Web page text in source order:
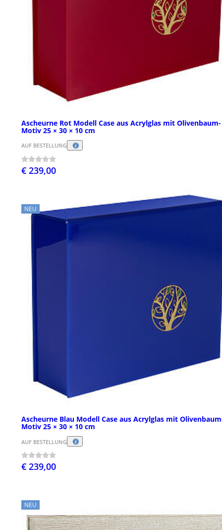
Ascheurne Rot Modell Case aus Acrylglas mit Olivenbaum-
Motiv 25 × 30 × 10 cm
AUF BESTELLUNG
€ 239,00
NEU
Ascheurne Blau Modell Case aus Acrylglas mit
Motiv 25 × 30 × 10 cm
AUF BESTELLUNG
€ 239,00
NEU